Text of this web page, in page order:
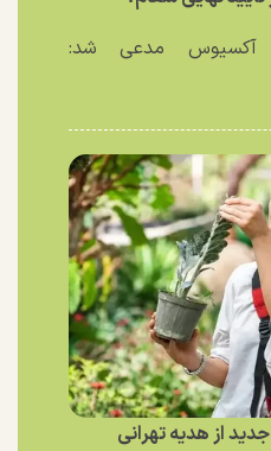
آکسیوس مدعی شد:
از هدیه تهرانی